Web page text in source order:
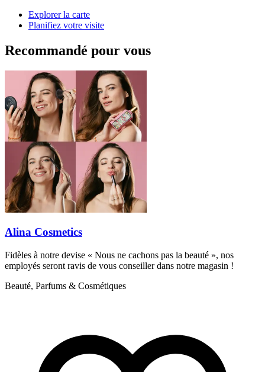
Explorer la carte
Planifiez votre visite
Recommandé pour vous
Alina Cosmetics
Fidèles à notre devise « Nous ne cachons pas la beauté », nos
employés seront ravis de vous conseiller dans notre magasin !
Beauté, Parfums & Cosmétiques